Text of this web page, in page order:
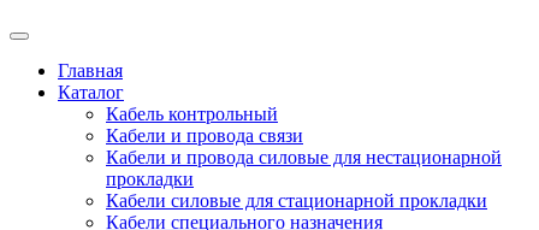
Главная
Каталог
Кабель контрольный
Кабели и провода связи
Кабели и провода силовые для нестационарной
прокладки
Кабели силовые для стационарной прокладки
Кабели специального назначения